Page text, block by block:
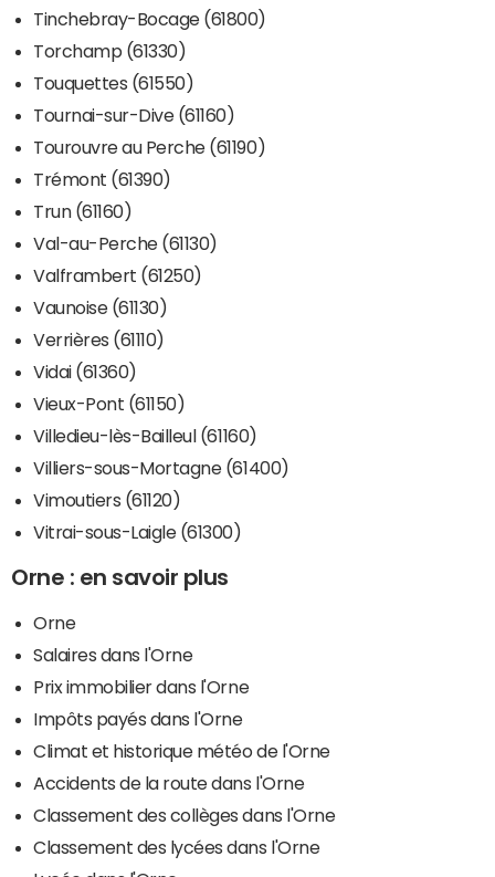
Tinchebray-Bocage (61800)
Torchamp (61330)
Touquettes (61550)
Tournai-sur-Dive (61160)
Tourouvre au Perche (61190)
Trémont (61390)
Trun (61160)
Val-au-Perche (61130)
Valframbert (61250)
Vaunoise (61130)
Verrières (61110)
Vidai (61360)
Vieux-Pont (61150)
Villedieu-lès-Bailleul (61160)
Villiers-sous-Mortagne (61400)
Vimoutiers (61120)
Vitrai-sous-Laigle (61300)
Orne : en savoir plus
Orne
Salaires dans l'Orne
Prix immobilier dans l'Orne
Impôts payés dans l'Orne
Climat et historique météo de l'Orne
Accidents de la route dans l'Orne
Classement des collèges dans l'Orne
Classement des lycées dans l'Orne